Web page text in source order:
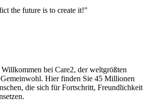
the future is to create it!"
Willkommen bei Care2, der weltgrößten
Hier finden Sie 45 Millionen
die sich für Fortschritt, Freundlichkeit